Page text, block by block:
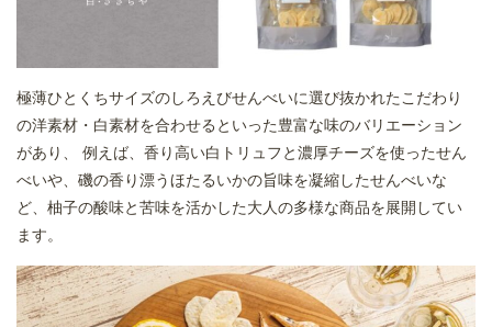
極薄ひとくちサイズのしろえびせんべいに選び抜かれたこだわり
の洋素材・白素材を合わせるといった豊富な味のバリエーション
があり、 例えば、香り高い白トリュフと濃厚チーズを使ったせん
べいや、磯の香り漂うほたるいかの旨味を凝縮したせんべいな
ど、柚子の酸味と苦味を活かした大人の多様な商品を展開してい
ます。